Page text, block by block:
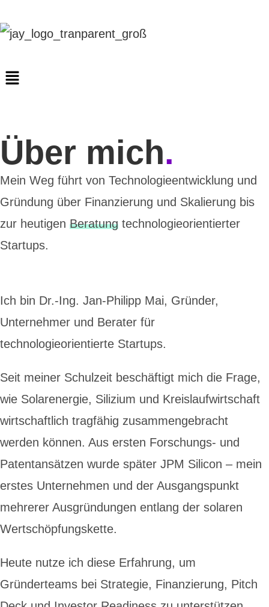
Über mich.
Mein Weg führt von Technologieentwicklung und
Gründung über Finanzierung und Skalierung bis
zur heutigen Beratung technologieorientierter
Startups.
Ich bin Dr.-Ing. Jan-Philipp Mai, Gründer,
Unternehmer und Berater für
technologieorientierte Startups.
Seit meiner Schulzeit beschäftigt mich die Frage,
wie Solarenergie, Silizium und Kreislaufwirtschaft
wirtschaftlich tragfähig zusammengebracht
werden können. Aus ersten Forschungs- und
Patentansätzen wurde später JPM Silicon – mein
erstes Unternehmen und der Ausgangspunkt
mehrerer Ausgründungen entlang der solaren
Wertschöpfungskette.
Heute nutze ich diese Erfahrung, um
Gründerteams bei Strategie, Finanzierung, Pitch